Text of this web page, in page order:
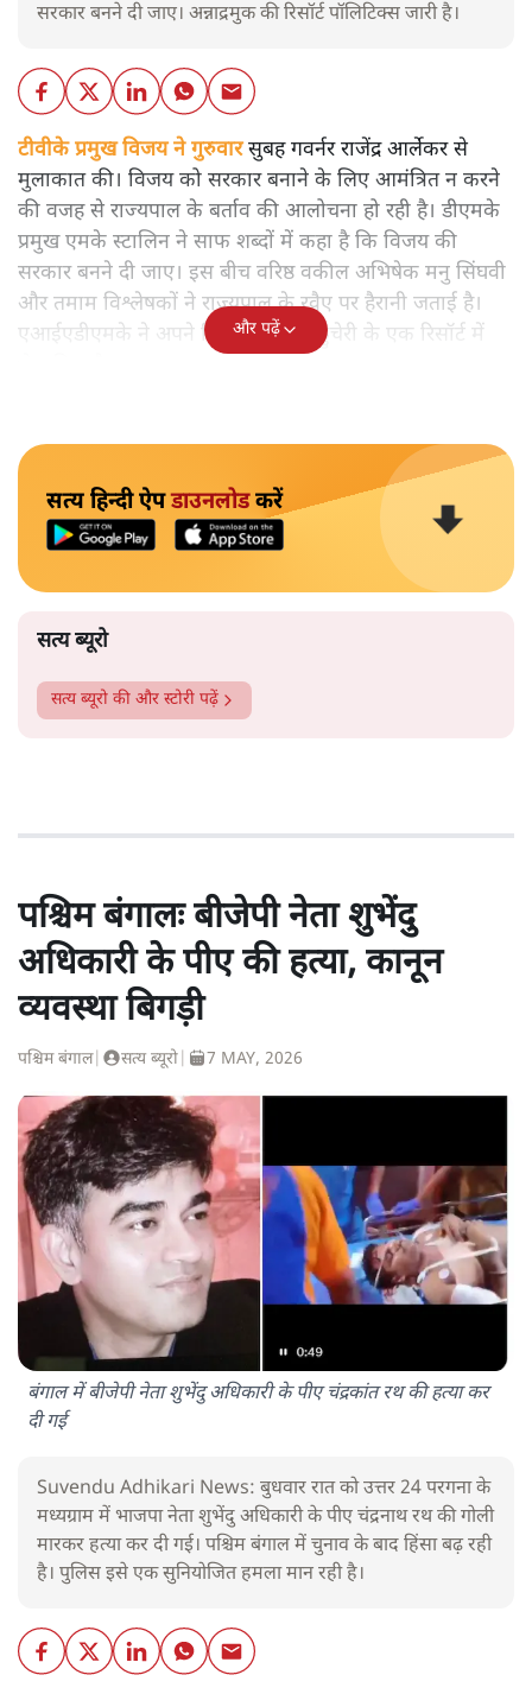
सरकार बनने दी जाए। अन्नाद्रमुक की रिसॉर्ट पॉलिटिक्स जारी है।
टीवीके प्रमुख विजय ने गुरुवारसुबह गवर्नर राजेंद्र आर्लेकर से
मुलाकात की। विजय को सरकार बनाने के लिए आमंत्रित न करने
की वजह से राज्यपाल के बर्ताव की आलोचना हो रही है। डीएमके
प्रमुख एमके स्टालिन ने साफ शब्दों में कहा है कि विजय की
सरकार बनने दी जाए। इस बीच वरिष्ठ वकील अभिषेक मनु सिंघवी
और तमाम विश्लेषकों ने राज्यपाल के रवैए पर हैरानी जताई है।
एआईएडीएमके ने अपने विधायकों को पुड्डुचेरी के एक रिसॉर्ट में
और पढ़ें
सत्य हिन्दी ऐपडाउनलोडकरें
सत्य ब्यूरो
सत्य ब्यूरो की और स्टोरी पढ़ें
पश्चिम बंगालः बीजेपी नेता शुभेंदु
अधिकारी के पीए की हत्या, कानून
व्यवस्था बिगड़ी
पश्चिम बंगाल| सत्य ब्यूरो 7 MAY, 2026
बंगाल में बीजेपी नेता शुभेंदु अधिकारी के पीए चंद्रकांत रथ की हत्या कर
दी गई
Suvendu Adhikari News: बुधवार रात को उत्तर 24 परगना के
मध्यग्राम में भाजपा नेता शुभेंदु अधिकारी के पीए चंद्रनाथ रथ की गोली
मारकर हत्या कर दी गई। पश्चिम बंगाल में चुनाव के बाद हिंसा बढ़ रही
है। पुलिस इसे एक सुनियोजित हमला मान रही है।